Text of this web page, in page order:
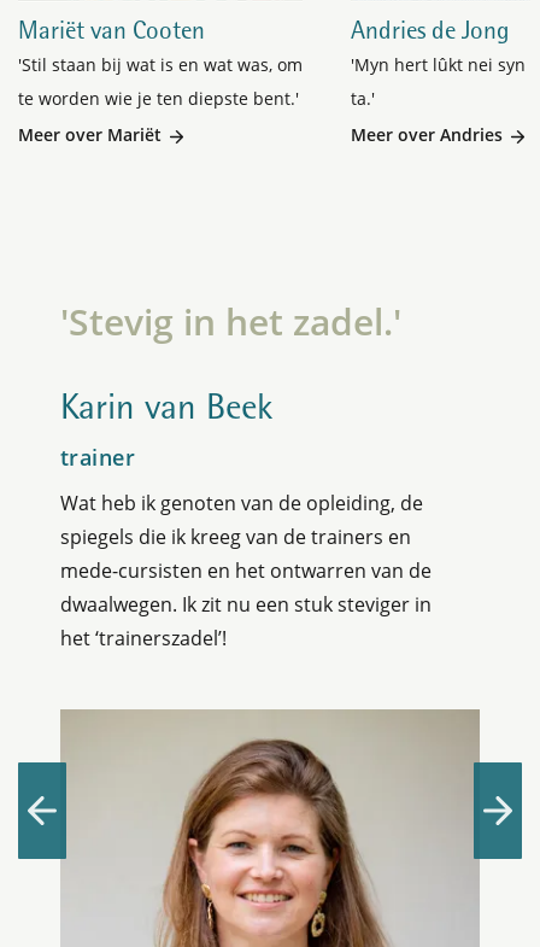
Mariët van Cooten
'Stil staan bij wat is en wat was, om
te worden wie je ten diepste bent.'
Meer over Mariët
Andries de Jong
'Myn hert lûkt nei syn
ta.'
Meer over Andries
'Stevig in het zadel.'
Karin van Beek
trainer
Wat heb ik genoten van de opleiding, de
spiegels die ik kreeg van de trainers en
mede-cursisten en het ontwarren van de
dwaalwegen. Ik zit nu een stuk steviger in
het ‘trainerszadel’!